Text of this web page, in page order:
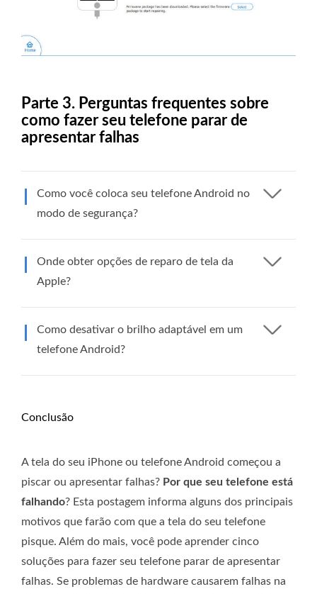
Parte 3. Perguntas frequentes sobre
como fazer seu telefone parar de
apresentar falhas
Como você coloca seu telefone Android no
modo de segurança?
Onde obter opções de reparo de tela da
Apple?
Como desativar o brilho adaptável em um
telefone Android?
Conclusão
A tela do seu iPhone ou telefone Android começou a
piscar ou apresentar falhas? Por que seu telefone está
falhando? Esta postagem informa alguns dos principais
motivos que farão com que a tela do seu telefone
pisque. Além do mais, você pode aprender cinco
soluções para fazer seu telefone parar de apresentar
falhas. Se problemas de hardware causarem falhas na